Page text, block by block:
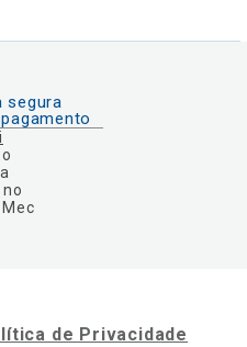
segura
de Privacidade